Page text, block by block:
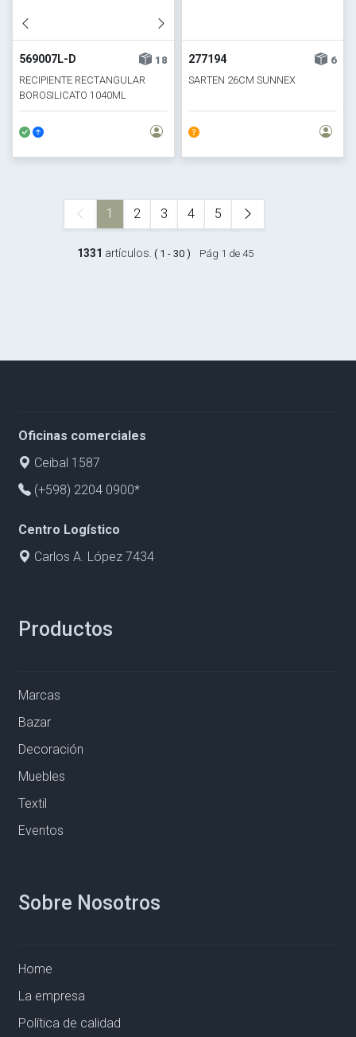
569007L-D
18
RECIPIENTE RECTANGULAR
BOROSILICATO 1040ML
20.5X15.5XH6.5CM C/DIVISION
277194
6
SARTEN 26CM SUNNEX
1 2 3 4 5
1331 artículos. ( 1 - 30 ) Pág 1 de 45
Oficinas comerciales
Ceibal 1587
(+598) 2204 0900*
Centro Logístico
Carlos A. López 7434
Productos
Marcas
Bazar
Decoración
Muebles
Textil
Eventos
Sobre Nosotros
Home
La empresa
Política de calidad